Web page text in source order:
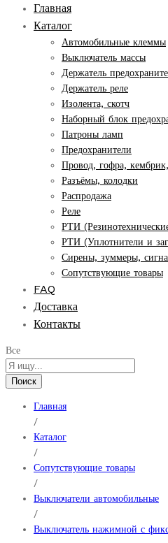
Главная
Каталог
Автомобильные клеммы
Выключатель массы
Держатель
Держатель реле
Изолента, скотч
Наборный блок
Патроны ламп
Предохранители
Провод, гофра,
Разъёмы, колодки
Распродажа
Реле
РТИ
РТИ (Уплотнители и
Сирены, зуммеры,
Сопутствующие товары
FAQ
Доставка
Контакты
Все
Поиск
Главная
/
Каталог
/
Сопутствующие товары
/
Выключатели автомобильные
/
Выключатель нажимной с